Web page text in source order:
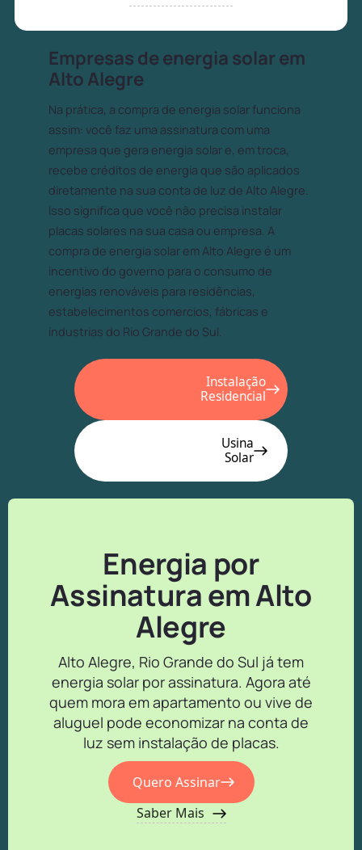
Empresas de energia solar em
Alto Alegre
Na prática, a compra de energia solar funciona
assim: você faz uma assinatura com uma
empresa que gera energia solar e, em troca,
recebe créditos de energia que são aplicados
diretamente na sua conta de luz de Alto Alegre.
Isso significa que você não precisa instalar
placas solares na sua casa ou empresa. A
compra de energia solar em Alto Alegre é um
incentivo do governo para o consumo de
energias renováveis para residências,
estabelecimentos comercios, fábricas e
industrias do Rio Grande do Sul.
Instalação
Residencial
Usina
Solar
Energia por
Assinatura em Alto
Alegre
Alto Alegre, Rio Grande do Sul já tem
energia solar por assinatura. Agora até
quem mora em apartamento ou vive de
aluguel pode economizar na conta de
luz sem instalação de placas.
Quero Assinar
Saber Mais